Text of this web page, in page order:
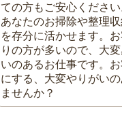
ての方もご安心ください
あなたのお掃除や整理
を存分に活かせます。
りの方が多いので、大
いのあるお仕事です。
にする、大変やりがい
ませんか？